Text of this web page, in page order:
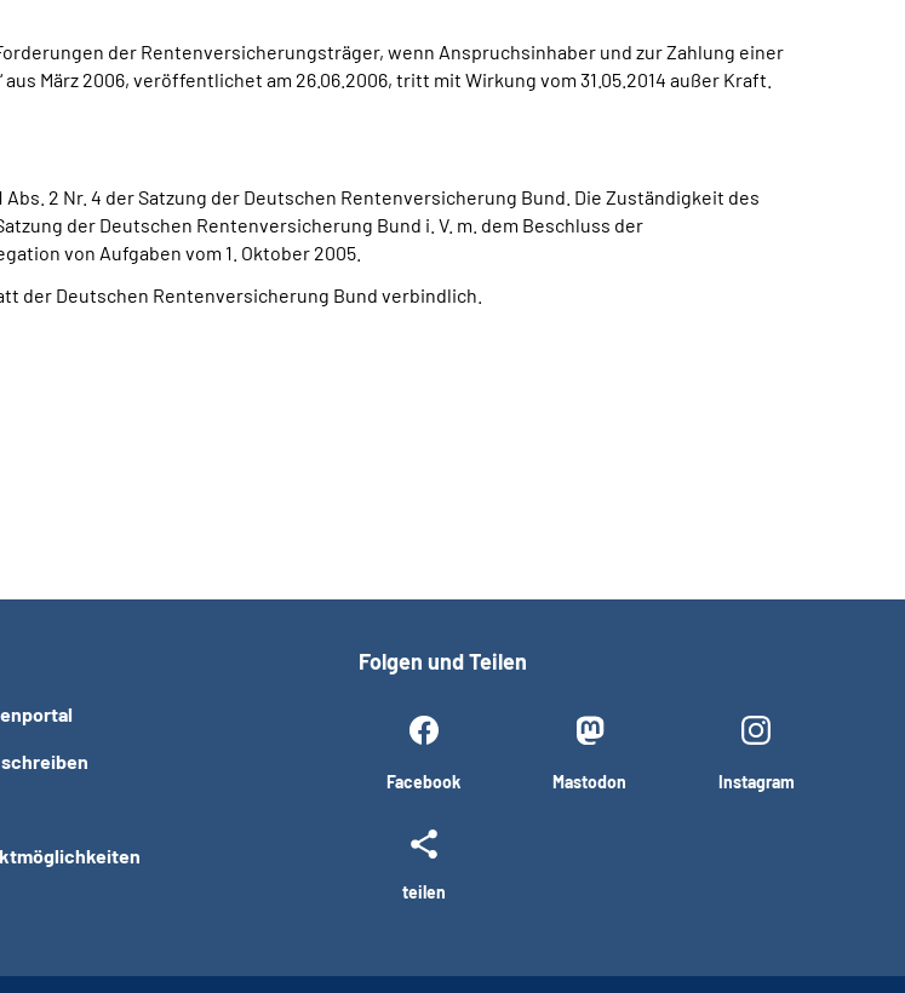
der Rentenversicherungsträger, wenn Anspruchsinhaber und zur Zahlung einer
März 2006, veröffentlichet am 26.06.2006, tritt mit Wirkung vom 31.05.2014 außer Kraft.
Abs. 2 Nr. 4 der Satzung der Deutschen Rentenversicherung Bund. Die Zuständigkeit des
der Deutschen Rentenversicherung Bund i. V. m. dem Beschluss der
von Aufgaben vom 1. Oktober 2005.
der Deutschen Rentenversicherung Bund verbindlich.
Folgen und Teilen
Facebook Mastodon Instagram
teilen